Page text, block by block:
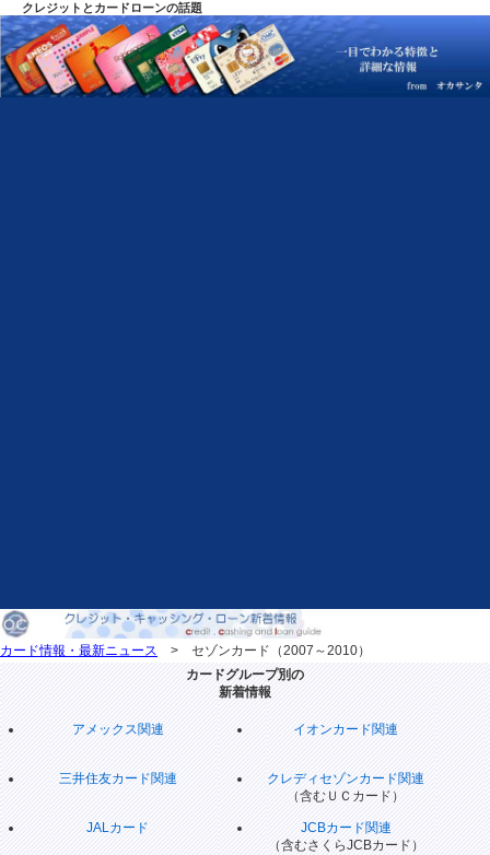
クレジットとカードローンの話題
カード情報・最新ニュース > セゾンカード（2007～2010）
カードグループ別の
新着情報
アメックス関連 イオンカード関連
三井住友カード関連
クレディセゾンカード関連
（含むＵＣカード）
JALカード
JCBカード関連
（含むさくらJCBカード）